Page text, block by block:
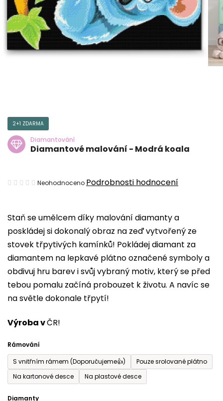
Staň se umělcem díky malování diamanty a
poskládej si dokonalý obraz na zeď vytvořený ze
stovek třpytivých kamínků! Pokládej diamant za
diamantem na lepkavé plátno označené symboly a
obdivuj hru barev i svůj vybraný motiv, který se před
tebou pomalu začíná probouzet k životu. A navíc se
na světle dokonale třpytí!
Výroba vČR!
Rámování
S vnitřním rámem (Doporučujeme👍)
Pouze srolované plátno
Na kartonové desce
Na plastové desce
Diamanty
2+1 ZDARMA
Diamantování
Diamantové malování - Modrá koala
Průměrné
je
0,0
z
5
hvězdiček.
Neohodnoceno Podrobnosti hodnocení